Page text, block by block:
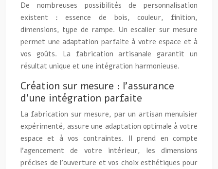
De nombreuses possibilités de personnalisation
existent : essence de bois, couleur, finition,
dimensions, type de rampe. Un escalier sur mesure
permet une adaptation parfaite à votre espace et à
vos goûts. La fabrication artisanale garantit un
résultat unique et une intégration harmonieuse.
Création sur mesure : l’assurance
d’une intégration parfaite
La fabrication sur mesure, par un artisan menuisier
expérimenté, assure une adaptation optimale à votre
espace et à vos contraintes. Il prend en compte
l’agencement de votre intérieur, les dimensions
précises de l’ouverture et vos choix esthétiques pour